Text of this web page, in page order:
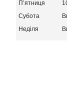
Пʼятниця
Субота
Неділя